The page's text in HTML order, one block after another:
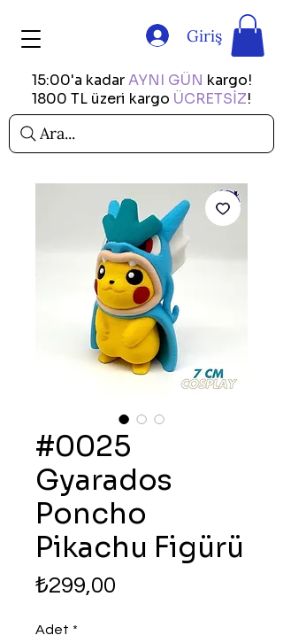
1800 TL üzeri kargo ÜCRETSİZ!
15:00'a kadar AYNI GÜN kargo!
Ara...
Giriş
#0025
Gyarados
Poncho
Pikachu Figürü
₺299,00
Adet *